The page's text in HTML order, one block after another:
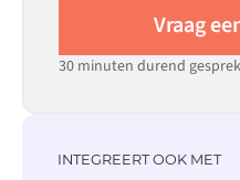
Vraag
30 minuten durend
INTEGREERT OOK MET